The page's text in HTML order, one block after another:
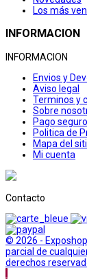
Los más
INFORMACION
INFORMACION
Envios y
Aviso legal
Terminos y
Sobre
Pago seguro
Politica de
Mapa del
Mi cuenta
Contacto
© 2026 -
parcial de
derechos